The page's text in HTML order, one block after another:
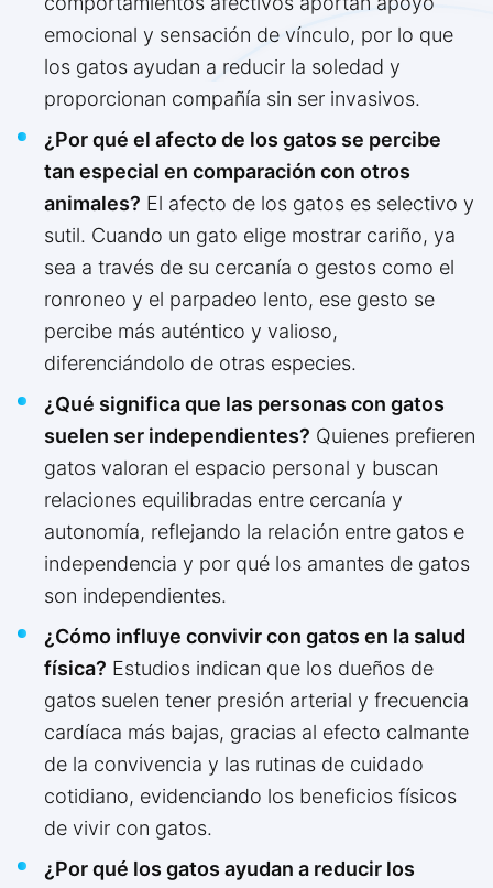
emocional y sensación de vínculo, por lo que
los gatos ayudan a reducir la soledad y
proporcionan compañía sin ser invasivos.
¿Por qué el afecto de los gatos se percibe
tan especial en comparación con otros
animales? El afecto de los gatos es selectivo y
sutil. Cuando un gato elige mostrar cariño, ya
sea a través de su cercanía o gestos como el
ronroneo y el parpadeo lento, ese gesto se
percibe más auténtico y valioso,
diferenciándolo de otras especies.
¿Qué significa que las personas con gatos
suelen ser independientes? Quienes prefieren
gatos valoran el espacio personal y buscan
relaciones equilibradas entre cercanía y
autonomía, reflejando la relación entre gatos e
independencia y por qué los amantes de gatos
son independientes.
¿Cómo influye convivir con gatos en la salud
física? Estudios indican que los dueños de
gatos suelen tener presión arterial y frecuencia
cardíaca más bajas, gracias al efecto calmante
de la convivencia y las rutinas de cuidado
cotidiano, evidenciando los beneficios físicos
de vivir con gatos.
¿Por qué los gatos ayudan a reducir los